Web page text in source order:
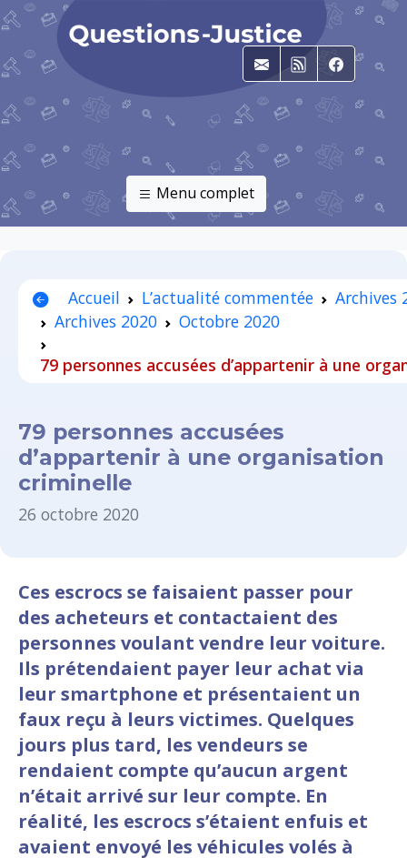
E-mailRSS
Menu complet
Accueil L’actualité commentée
Archives
Archives 2020
Octobre 2020
79 personnes accusées d’appartenir à une
79 personnes accusées
d’appartenir à une organisation
criminelle
26 octobre 2020
Ces escrocs se faisaient passer pour
des acheteurs et contactaient des
personnes voulant vendre leur voiture.
Ils prétendaient payer leur achat via
leur smartphone et présentaient un
faux reçu à leurs victimes. Quelques
jours plus tard, les vendeurs se
rendaient compte qu’aucun argent
n’était arrivé sur leur compte. En
réalité, les escrocs s’étaient enfuis et
avaient envoyé les véhicules volés à